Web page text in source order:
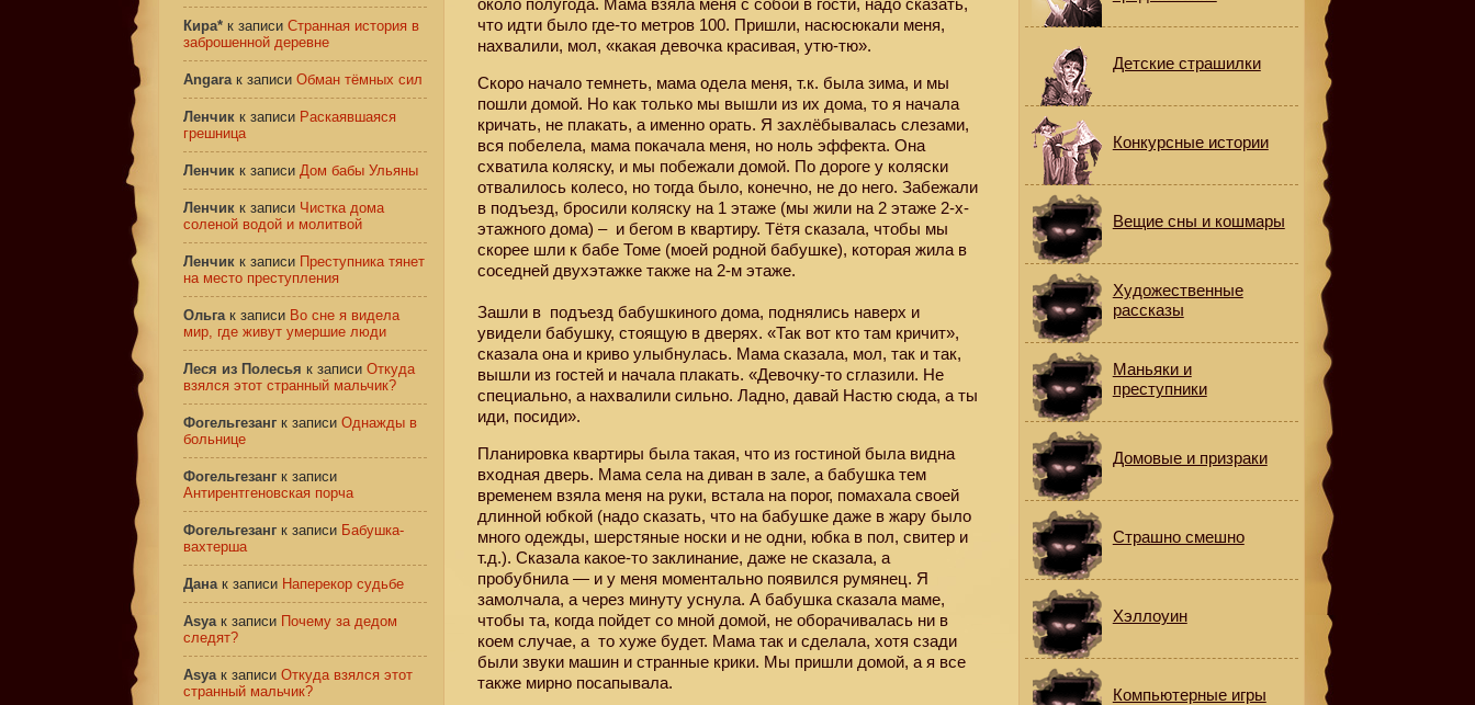
около полугода. Мама взяла меня с собой в гости, надо сказать,
что идти было где-то метров 100. Пришли, насюсюкали меня,
нахвалили, мол, «какая девочка красивая, утю-тю».
Скоро начало темнеть, мама одела меня, т.к. была зима, и мы
пошли домой. Но как только мы вышли из их дома, то я начала
кричать, не плакать, а именно орать. Я захлёбывалась слезами,
вся побелела, мама покачала меня, но ноль эффекта. Она
схватила коляску, и мы побежали домой. По дороге у коляски
отвалилось колесо, но тогда было, конечно, не до него. Забежали
в подъезд, бросили коляску на 1 этаже (мы жили на 2 этаже 2-х-
этажного дома) – и бегом в квартиру. Тётя сказала, чтобы мы
скорее шли к бабе Томе (моей родной бабушке), которая жила в
соседней двухэтажке также на 2-м этаже.
Зашли в подъезд бабушкиного дома, поднялись наверх и
увидели бабушку, стоящую в дверях. «Так вот кто там кричит»,
сказала она и криво улыбнулась. Мама сказала, мол, так и так,
вышли из гостей и начала плакать. «Девочку-то сглазили. Не
специально, а нахвалили сильно. Ладно, давай Настю сюда, а ты
иди, посиди».
Планировка квартиры была такая, что из гостиной была видна
входная дверь. Мама села на диван в зале, а бабушка тем
временем взяла меня на руки, встала на порог, помахала своей
длинной юбкой (надо сказать, что на бабушке даже в жару было
много одежды, шерстяные носки и не одни, юбка в пол, свитер и
т.д.). Сказала какое-то заклинание, даже не сказала, а
пробубнила — и у меня моментально появился румянец. Я
замолчала, а через минуту уснула. А бабушка сказала маме,
чтобы та, когда пойдет со мной домой, не оборачивалась ни в
коем случае, а то хуже будет. Мама так и сделала, хотя сзади
были звуки машин и странные крики. Мы пришли домой, а я все
также мирно посапывала.
Кира* к записи Странная история в
заброшенной деревне
Angaraк записи Обман тёмных сил
Ленчик к записи Раскаявшаяся
грешница
Ленчик к записи Дом бабы Ульяны
Ленчик к записи Чистка дома
соленой водой и молитвой
Ленчик к записи Преступника тянет
на место преступления
Ольгак записи Во сне я видела
мир, где живут умершие люди
Леся из Полесья к записи Откуда
взялся этот странный мальчик?
Фогельгезанг к записи Однажды в
больнице
Фогельгезанг к записи
Антирентгеновская порча
Фогельгезанг к записи Бабушка-
вахтерша
Данак записи Наперекор судьбе
Asyaк записи Почему за дедом
следят?
Asyaк записи Откуда взялся этот
странный мальчик?
Детские страшилки
Конкурсные истории
Вещие сны и кошмары
Художественные
рассказы
Маньяки и
преступники
Домовые и призраки
Страшно смешно
Хэллоуин
Компьютерные игры